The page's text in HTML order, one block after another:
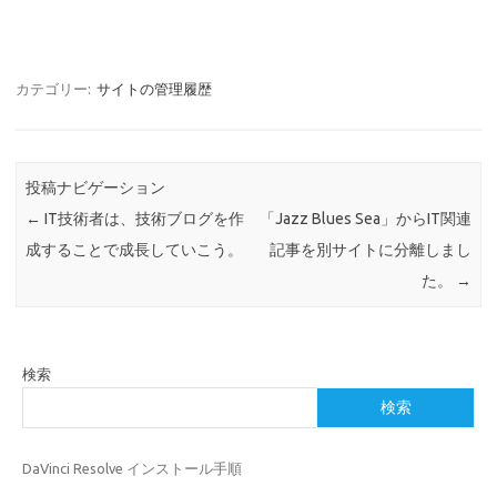
カテゴリー: サイトの管理履歴
投稿ナビゲーション
← IT技術者は、技術ブログを作
成することで成長していこう。
「Jazz Blues Sea」からIT関連
記事を別サイトに分離しまし
た。
→
検索
検索
DaVinci Resolve インストール手順